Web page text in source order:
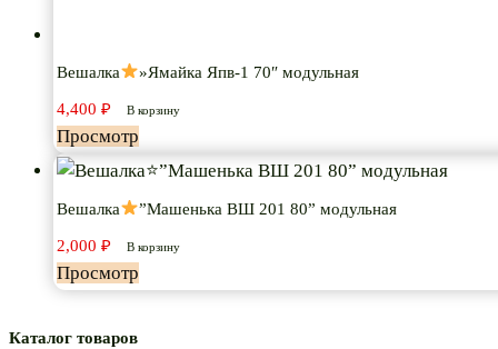
Вешалка »Ямайка Япв-1 70″ модульная
4,400 ₽ В корзину
Просмотр
Вешалка ”Машенька ВШ 201 80” модульная
2,000 ₽ В корзину
Просмотр
Каталог товаров